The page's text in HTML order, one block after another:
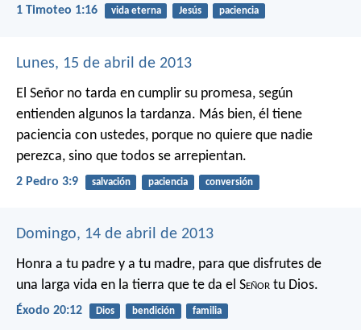
1 Timoteo 1:16 vida eterna Jesús paciencia
Lunes, 15 de abril de 2013
El Señor no tarda en cumplir su promesa, según
entienden algunos la tardanza. Más bien, él tiene
paciencia con ustedes, porque no quiere que nadie
perezca, sino que todos se arrepientan.
2 Pedro 3:9 salvación paciencia conversión
Domingo, 14 de abril de 2013
Honra a tu padre y a tu madre, para que disfrutes de
una larga vida en la tierra que te da el Señor tu Dios.
Éxodo 20:12 Dios bendición familia